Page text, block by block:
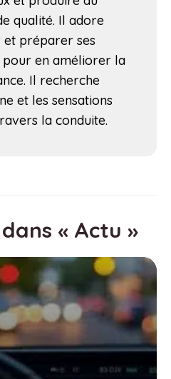
qualité. Il adore
préparer ses
pour en améliorer la
Il recherche
et les sensations
la conduite.
« Actu »